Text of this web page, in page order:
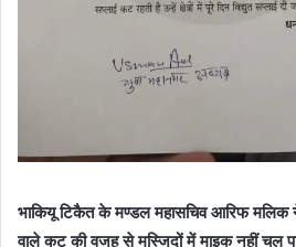
भाकियू टिकैत के मण्डल महासचिव आरिफ मलिक
वाले कट की वजह से मस्जिदों में माइक नहीं चल